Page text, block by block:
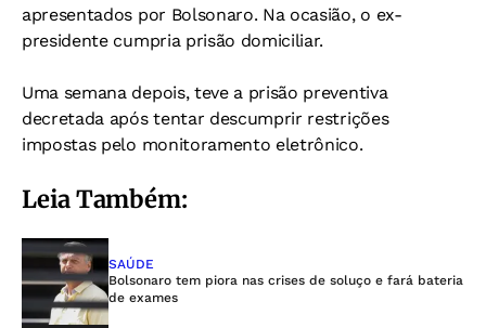
apresentados por Bolsonaro. Na ocasião, o ex-
presidente cumpria prisão domiciliar.
Uma semana depois, teve a prisão preventiva
decretada após tentar descumprir restrições
impostas pelo monitoramento eletrônico.
Leia Também:
SAÚDE
Bolsonaro tem piora nas crises de soluço e fará bateria
de exames